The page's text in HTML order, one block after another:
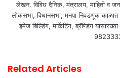
लेखन. विविध दैनिक, मंत्रालय, माहिती व
लोकसभा, विधानसभा, मनपा निवडणूक
इमेज बिल्डिंग, मार्केटिंग, ब्रॅण्डिंग
Related Articles